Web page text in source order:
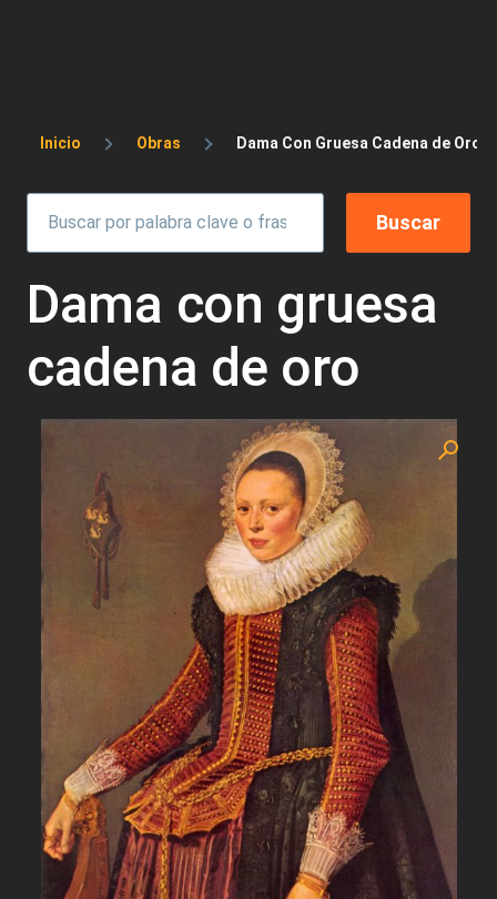
Sobrescribir enlaces de ayuda a la
Inicio Obras Dama Con Gruesa Cadena de Oro
Dama con gruesa
cadena de oro